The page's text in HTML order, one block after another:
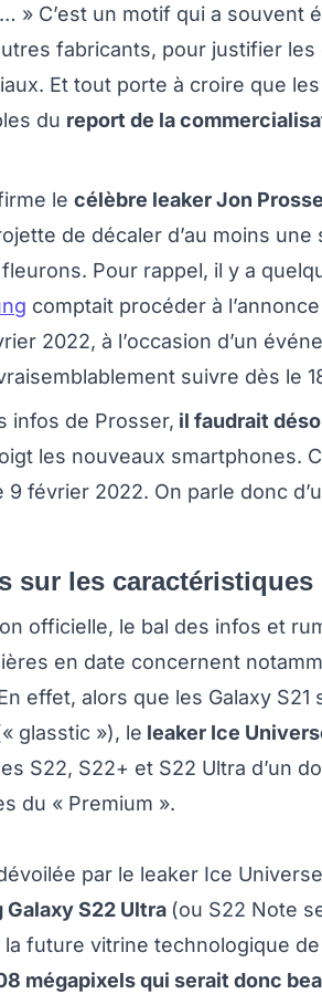
» C’est un motif qui a souvent
fabricants, pour justifier
Et tout porte à croire que
du report de la
le célèbre leaker Jon
de décaler d’au moins une
Pour rappel, il y a
comptait procéder à
2022, à l’occasion d’un
suivre dès le
infos de Prosser, il faudrait
les nouveaux smartphones.
février 2022. On parle donc
sur les caractéristiques
officielle, le bal des infos et
en date concernent
effet, alors que les Galaxy S21
glasstic »), le leaker Ice
S22, S22+ et S22 Ultra d’un
du « Premium ».
par le leaker Ice
S22 Ultra (ou S22 Note
future vitrine technologique
mégapixels qui serait donc